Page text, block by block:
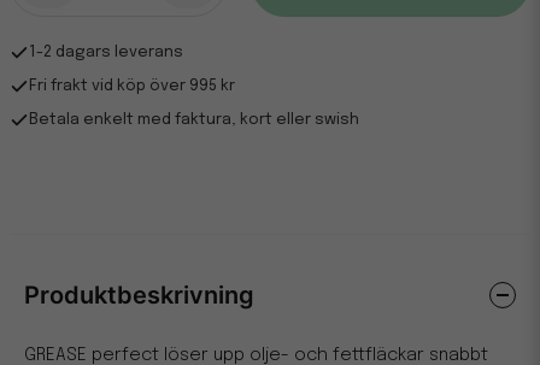
1-2 dagars leverans
Fri frakt vid köp över 995 kr
Betala enkelt med faktura, kort eller swish
Produktbeskrivning
GREASE perfect löser upp olje- och fettfläckar snabbt